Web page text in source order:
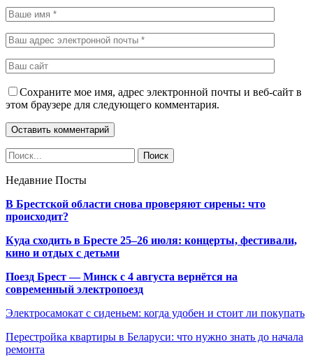
Сохраните мое имя, адрес электронной почты и веб-сайт в
этом браузере для следующего комментария.
Недавние Посты
В Брестской области снова проверяют сирены: что
происходит?
Куда сходить в Бресте 25–26 июля: концерты, фестивали,
кино и отдых с детьми
Поезд Брест — Минск с 4 августа вернётся на
современный электропоезд
Электросамокат с сиденьем: когда удобен и стоит ли покупать
Перестройка квартиры в Беларуси: что нужно знать до начала
ремонта